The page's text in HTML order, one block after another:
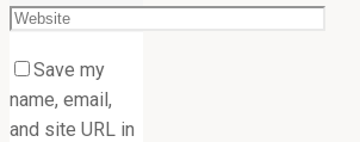
Save my
name, email,
and site URL in